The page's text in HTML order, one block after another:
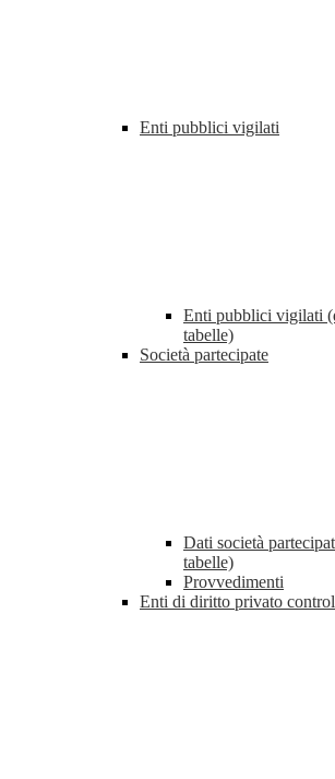
Enti pubblici vigilati
Enti pubblici vigilati
tabelle)
Società partecipate
Dati società
tabelle)
Provvedimenti
Enti di diritto privato